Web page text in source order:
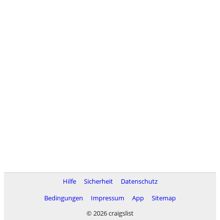
Hilfe Sicherheit
Datenschutz
Bedingungen
Impressum App
Sitemap
© 2026 craigslist